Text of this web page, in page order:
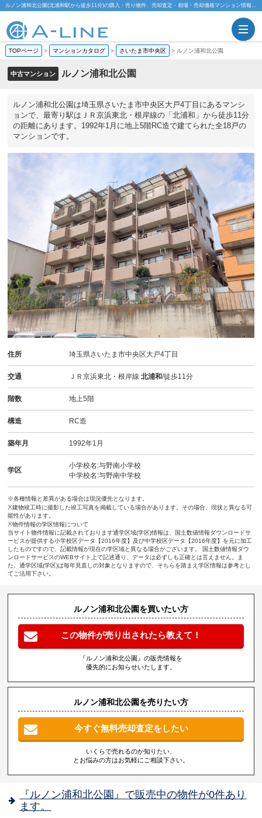
ルノン浦和北公園(北浦和駅から徒歩11分)の購入・売り物件、売却査定・相場・売却価格マンション情報｜株式会社A-LINE
TOPページ > マンションカタログ > さいたま市中央区 > ルノン浦和北公園
中古マンション ルノン浦和北公園
ルノン浦和北公園は埼玉県さいたま市中央区大戸4丁目にあるマンシ
ョンで、最寄り駅はＪＲ京浜東北・根岸線の「北浦和」から徒歩11分
の距離にあります。1992年1月に地上5階RC造で建てられた全18戸の
マンションです。
住所 埼玉県さいたま市中央区大戸4丁目
交通 ＪＲ京浜東北・根岸線北浦和/徒歩11分
階数 地上5階
構造 RC造
築年月 1992年1月
学区
小学校名:与野南小学校
中学校名:与野南中学校
※各種情報と差異がある場合は現況優先となります。
※建物竣工時に撮影した竣工写真を掲載している場合があります。その場合、現状と異なる可
能性があります。
※物件情報の学区情報について
当サイト物件情報に記載されております通学区域(学区)情報は、国土数値情報ダウンロードサ
ービスが提供する小学校区データ【2016年度】及び中学校区データ【2016年度】を元に加工
したものですので、記載情報が現在の学区域と異なる場合がございます。 国土数値情報ダウ
ンロードサービスのWEBサイト上で記述通り、データは必ずしも正確とは言えません。ま
た、通学区域(学区)は毎年見直しの対象となりますので、そちらを踏まえ学区情報は参考とし
てご活用下さい。
ルノン浦和北公園を買いたい方
この物件が売り出されたら教えて！
『ルノン浦和北公園』の販売情報を
優先的にお知らせいたします。
ルノン浦和北公園を売りたい方
今すぐ無料売却査定をしたい
いくらで売れるのか知りたい、
とお悩みの方はお気軽にご相談下さい。
『ルノン浦和北公園』で販売中の物件が0件あり
ます。